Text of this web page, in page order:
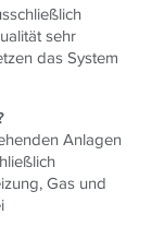
sehr
das System
Anlagen
Gas und